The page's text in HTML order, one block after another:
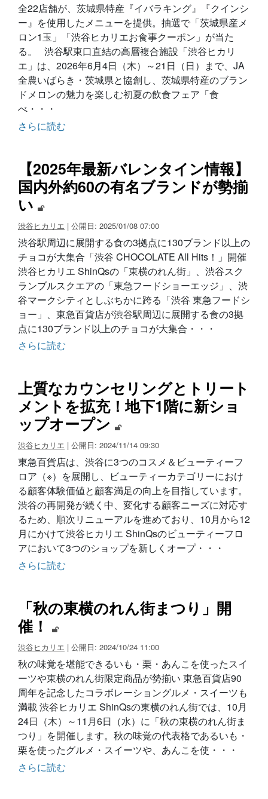
全22店舗が、茨城県特産『イバラキング』『クインシ
ー』を使用したメニューを提供。抽選で「茨城県産メ
ロン1玉」「渋谷ヒカリエお食事クーポン」が当た
る。 渋谷駅東口直結の高層複合施設「渋谷ヒカリ
エ」は、2026年6月4日（木）～21日（日）まで、JA
全農いばらき・茨城県と協創し、茨城県特産のブラン
ドメロンの魅力を楽しむ初夏の飲食フェア「食
べ・・・
さらに読む
【2025年最新バレンタイン情報】
国内外約60の有名ブランドが勢揃
い
渋谷ヒカリエ | 公開日: 2025/01/08 07:00
渋谷駅周辺に展開する食の3拠点に130ブランド以上の
チョコが大集合「渋谷 CHOCOLATE All Hits！」開催
渋谷ヒカリエ ShinQsの「東横のれん街」、渋谷スク
ランブルスクエアの「東急フードショーエッジ」、渋
谷マークシティとしぶちかに跨る「渋谷 東急フードシ
ョー」、東急百貨店が渋谷駅周辺に展開する食の3拠
点に130ブランド以上のチョコが大集合・・・
さらに読む
上質なカウンセリングとトリート
メントを拡充！地下1階に新ショ
ップオープン
渋谷ヒカリエ | 公開日: 2024/11/14 09:30
東急百貨店は、渋谷に3つのコスメ＆ビューティーフ
ロア（※）を展開し、ビューティーカテゴリーにおけ
る顧客体験価値と顧客満足の向上を目指しています。
渋谷の再開発が続く中、変化する顧客ニーズに対応す
るため、順次リニューアルを進めており、10月から12
月にかけて渋谷ヒカリエ ShinQsのビューティーフロ
アにおいて3つのショップを新しくオープ・・・
さらに読む
「秋の東横のれん街まつり」開
催！
渋谷ヒカリエ | 公開日: 2024/10/24 11:00
秋の味覚を堪能できるいも・栗・あんこを使ったスイ
ーツや東横のれん街限定商品が勢揃い 東急百貨店90
周年を記念したコラボレーショングルメ・スイーツも
満載 渋谷ヒカリエ ShinQsの東横のれん街では、10月
24日（木）～11月6日（水）に「秋の東横のれん街ま
つり」を開催します。秋の味覚の代表格であるいも・
栗を使ったグルメ・スイーツや、あんこを使・・・
さらに読む